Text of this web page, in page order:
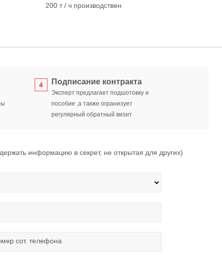
200 т / ч производствен
Подписание контракта
Эксперт предлагает подшотовку и
пособие ,а также огранизует
регулярный обратный визит
информацию в секрет, не открытая для других)
сот. телефона